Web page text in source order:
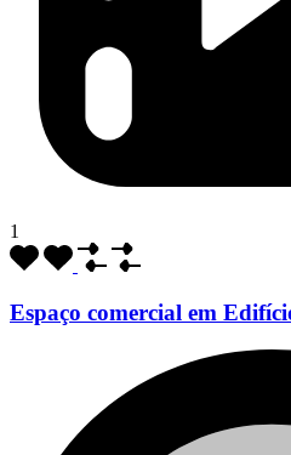
1
Espaço comercial em